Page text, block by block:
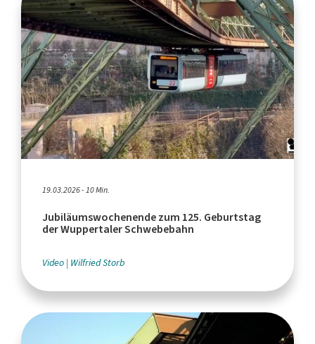
19.03.2026 - 10 Min.
Jubiläumswochenende zum 125. Geburtstag
der Wuppertaler Schwebebahn
Video Wilfried Storb